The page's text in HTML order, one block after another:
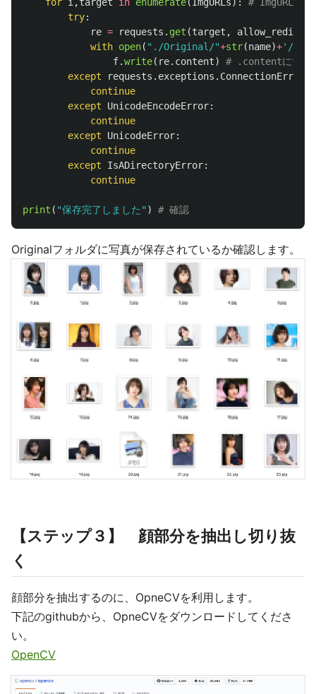
try:
re = requests . get (target ,
with open( " ./Original/"+str(name)+' /
f.write( re. content)
except
requests . exceptions . ConnectionError
continue
except
UnicodeEncodeError:
continue
except
UnicodeError:
continue
except
IsADirectoryError:
continue
print ( "保存完了しました " )
Originalフォルダに写真が保存されているか確認します。
【ステップ３】 顔部分を抽出し切り抜
く
顔部分を抽出するのに、OpneCVを利用します。
下記のgithubから、OpneCVをダウンロードしてくださ
い。
OpenCV